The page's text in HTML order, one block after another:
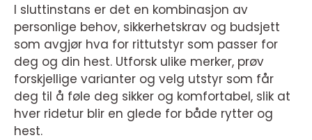
I sluttinstans er det en kombinasjon av
personlige behov, sikkerhetskrav og budsjett
som avgjør hva for rittutstyr som passer for
deg og din hest. Utforsk ulike merker, prøv
forskjellige varianter og velg utstyr som får
deg til å føle deg sikker og komfortabel, slik at
hver ridetur blir en glede for både rytter og
hest.